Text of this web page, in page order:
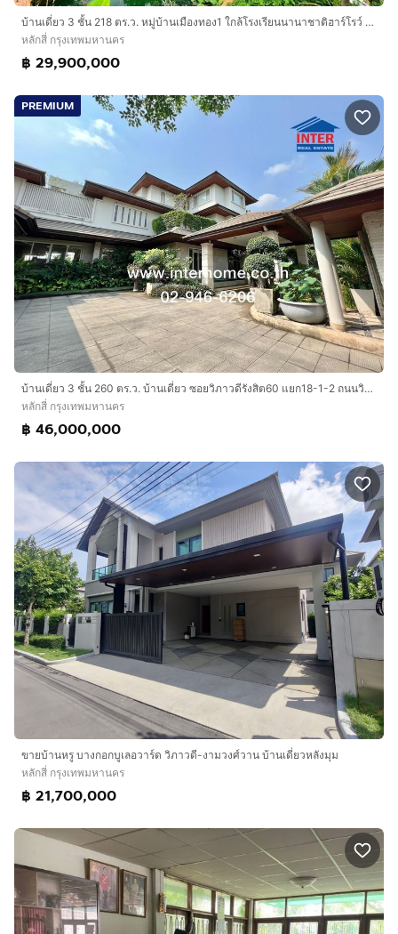
บ้านเดี่ยว 3 ชั้น 218 ตร.ว. หมู่บ้านเมืองทอง1 ใกล้โรงเรียนนานาชาติฮาร์โรว์ ซอยแสนหวี3 ถนนแจ้งวัฒนะ14 (ถนนพิงคนคร) ถนนซอยแสนหวี3 เขตหลักสี่
หลักสี่ กรุงเทพมหานคร
฿ 29,900,000
PREMIUM
บ้านเดี่ยว 3 ชั้น 260 ตร.ว. บ้านเดี่ยว ซอยวิภาวดีรังสิต60 แยก18-1-2 ถนนวิภาวดี-รังสิต ถนนพหลโยธิน เขตหลักสี่ กรุงเทพมหานคร
หลักสี่ กรุงเทพมหานคร
฿ 46,000,000
ขายบ้านหรู บางกอกบูเลอวาร์ด วิภาวดี-งามวงศ์วาน บ้านเดี่ยวหลังมุม
หลักสี่ กรุงเทพมหานคร
฿ 21,700,000